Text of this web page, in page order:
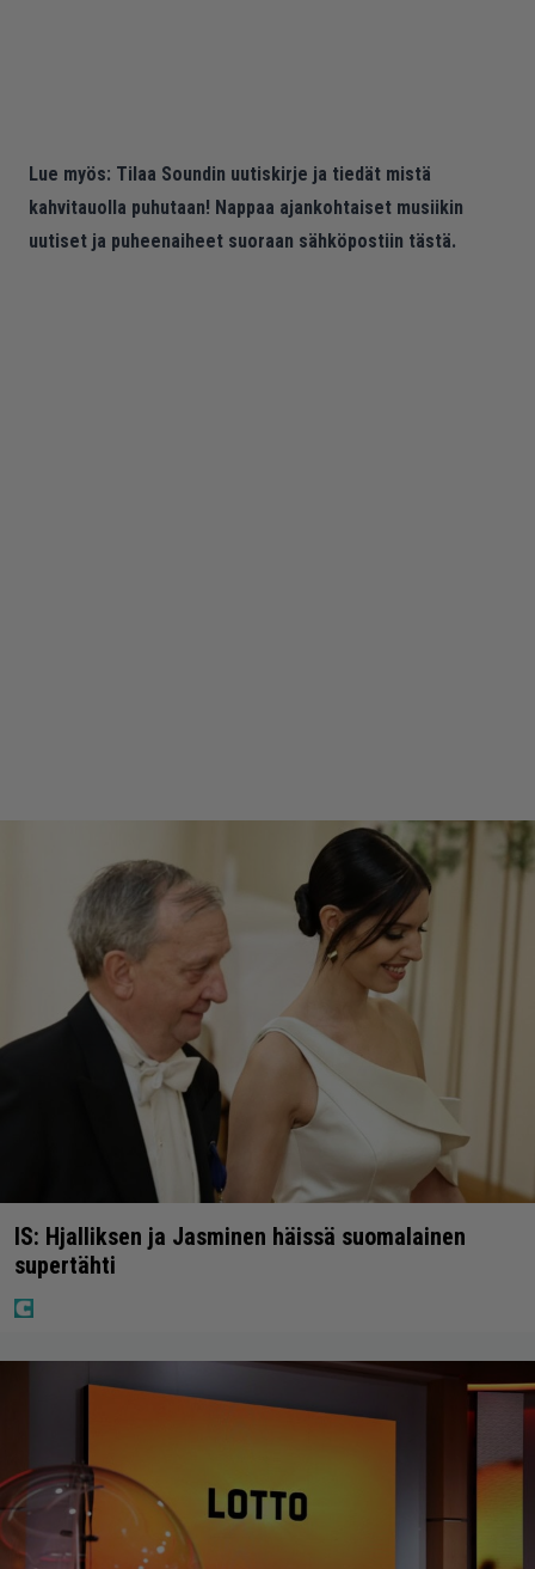
Lue myös: Tilaa Soundin uutiskirje ja tiedät mistä
kahvitauolla puhutaan! Nappaa ajankohtaiset musiikin
uutiset ja puheenaiheet suoraan sähköpostiin tästä.
IS: Hjalliksen ja Jasminen häissä suomalainen
supertähti